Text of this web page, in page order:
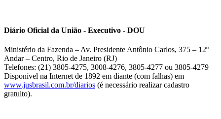
Diário Oficial da União - Executivo - DOU
Ministério da Fazenda – Av. Presidente Antônio Carlos, 375 – 12º
Andar – Centro, Rio de Janeiro (RJ)
Telefones: (21) 3805-4275, 3008-4276, 3805-4277 ou 3805-4279
Disponível na Internet de 1892 em diante (com falhas) em
www.jusbrasil.com.br/diarios (é necessário realizar cadastro
gratuito).